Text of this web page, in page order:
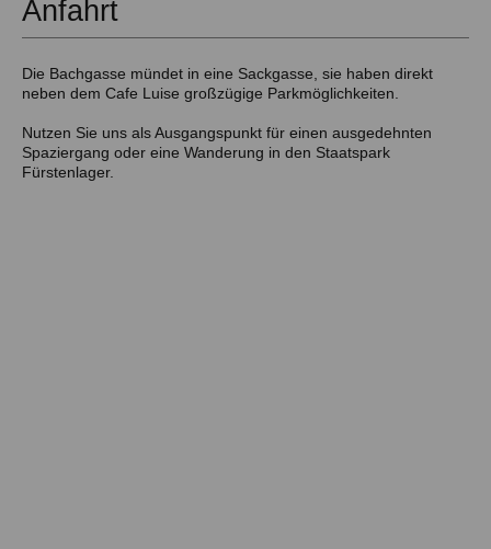
Anfahrt
Die Bachgasse mündet in eine Sackgasse, sie haben direkt
neben dem Cafe Luise großzügige Parkmöglichkeiten.
Nutzen Sie uns als Ausgangspunkt für einen ausgedehnten
Spaziergang oder eine Wanderung in den Staatspark
Fürstenlager.